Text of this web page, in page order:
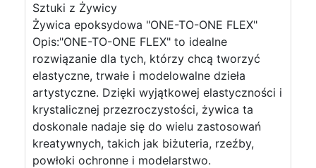
Sztuki z Żywicy
Żywica epoksydowa "ONE-TO-ONE FLEX"
Opis:"ONE-TO-ONE FLEX" to idealne
rozwiązanie dla tych, którzy chcą tworzyć
elastyczne, trwałe i modelowalne dzieła
artystyczne. Dzięki wyjątkowej elastyczności i
krystalicznej przezroczystości, żywica ta
doskonale nadaje się do wielu zastosowań
kreatywnych, takich jak biżuteria, rzeźby,
powłoki ochronne i modelarstwo.